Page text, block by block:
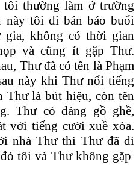
thường làm ở trường
này tôi đi bán báo buổi
không có thời gian
và cũng ít gặp Thư.
Thư đã có tên là Phạm
này khi Thư nổi tiếng
Thư là bút hiệu, còn tên
Thư có dáng gồ ghề,
với tiếng cười xuề xòa.
nhà Thư thì Thư đã di
tôi và Thư không gặp